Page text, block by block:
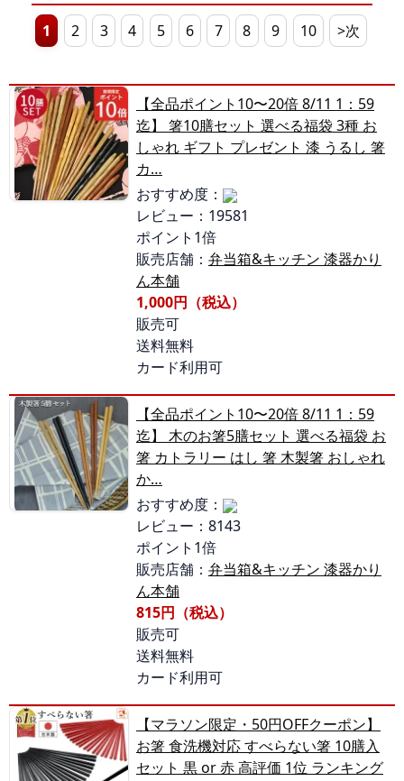
1 2 3 4 5 6 7 8 9 10 >次
【全品ポイント10〜20倍 8/11 1：59
迄】 箸10膳セット 選べる福袋 3種 お
しゃれ ギフト プレゼント 漆 うるし 箸
カ…
おすすめ度：
レビュー：19581
ポイント1倍
販売店舗： 弁当箱&キッチン 漆器かり
ん本舗
1,000円（税込）
販売可
送料無料
カード利用可
【全品ポイント10〜20倍 8/11 1：59
迄】 木のお箸5膳セット 選べる福袋 お
箸 カトラリー はし 箸 木製箸 おしゃれ
か…
おすすめ度：
レビュー：8143
ポイント1倍
販売店舗： 弁当箱&キッチン 漆器かり
ん本舗
815円（税込）
販売可
送料無料
カード利用可
【マラソン限定・50円OFFクーポン】
お箸 食洗機対応 すべらない箸 10膳入
セット 黒 or 赤 高評価 1位 ランキング